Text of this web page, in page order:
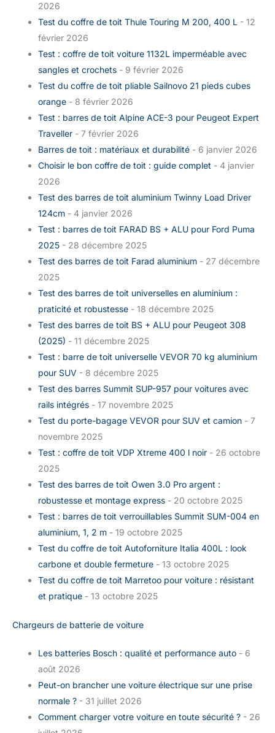
2026
Test du coffre de toit Thule Touring M 200, 400 L - 12
février 2026
Test : coffre de toit voiture 1132L imperméable avec
sangles et crochets - 9 février 2026
Test du coffre de toit pliable Sailnovo 21 pieds cubes
orange - 8 février 2026
Test : barres de toit Alpine ACE-3 pour Peugeot Expert
Traveller - 7 février 2026
Barres de toit : matériaux et durabilité - 6 janvier 2026
Choisir le bon coffre de toit : guide complet - 4 janvier
2026
Test des barres de toit aluminium Twinny Load Driver
124cm - 4 janvier 2026
Test : barres de toit FARAD BS + ALU pour Ford Puma
2025 - 28 décembre 2025
Test des barres de toit Farad aluminium - 27 décembre
2025
Test des barres de toit universelles en aluminium :
praticité et robustesse - 18 décembre 2025
Test des barres de toit BS + ALU pour Peugeot 308
(2025) - 11 décembre 2025
Test : barre de toit universelle VEVOR 70 kg aluminium
pour SUV - 8 décembre 2025
Test des barres Summit SUP-957 pour voitures avec
rails intégrés - 17 novembre 2025
Test du porte-bagage VEVOR pour SUV et camion - 7
novembre 2025
Test : coffre de toit VDP Xtreme 400 l noir - 26 octobre
2025
Test des barres de toit Owen 3.0 Pro argent :
robustesse et montage express - 20 octobre 2025
Test : barres de toit verrouillables Summit SUM-004 en
aluminium, 1, 2 m - 19 octobre 2025
Test du coffre de toit Autoforniture Italia 400L : look
carbone et double fermeture - 13 octobre 2025
Test du coffre de toit Marretoo pour voiture : résistant
et pratique - 13 octobre 2025
Chargeurs de batterie de voiture
Les batteries Bosch : qualité et performance auto - 6
août 2026
Peut-on brancher une voiture électrique sur une prise
normale ? - 31 juillet 2026
Comment charger votre voiture en toute sécurité ? - 26